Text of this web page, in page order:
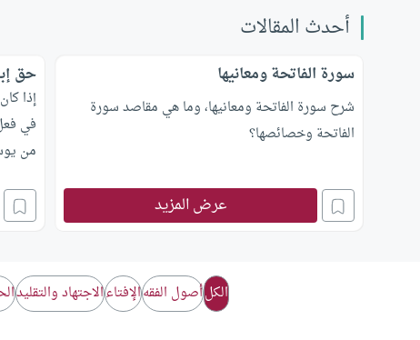
أحدث المقالات
سورة الفاتحة ومعانيها
شرح سورة الفاتحة ومعانيها، وما هي مقاصد سورة
الفاتحة وخصائصها؟
عرض المزيد
حق
إذا
في
من
الكلأصول الفقهالإفتاءالاجتهاد والتقليد